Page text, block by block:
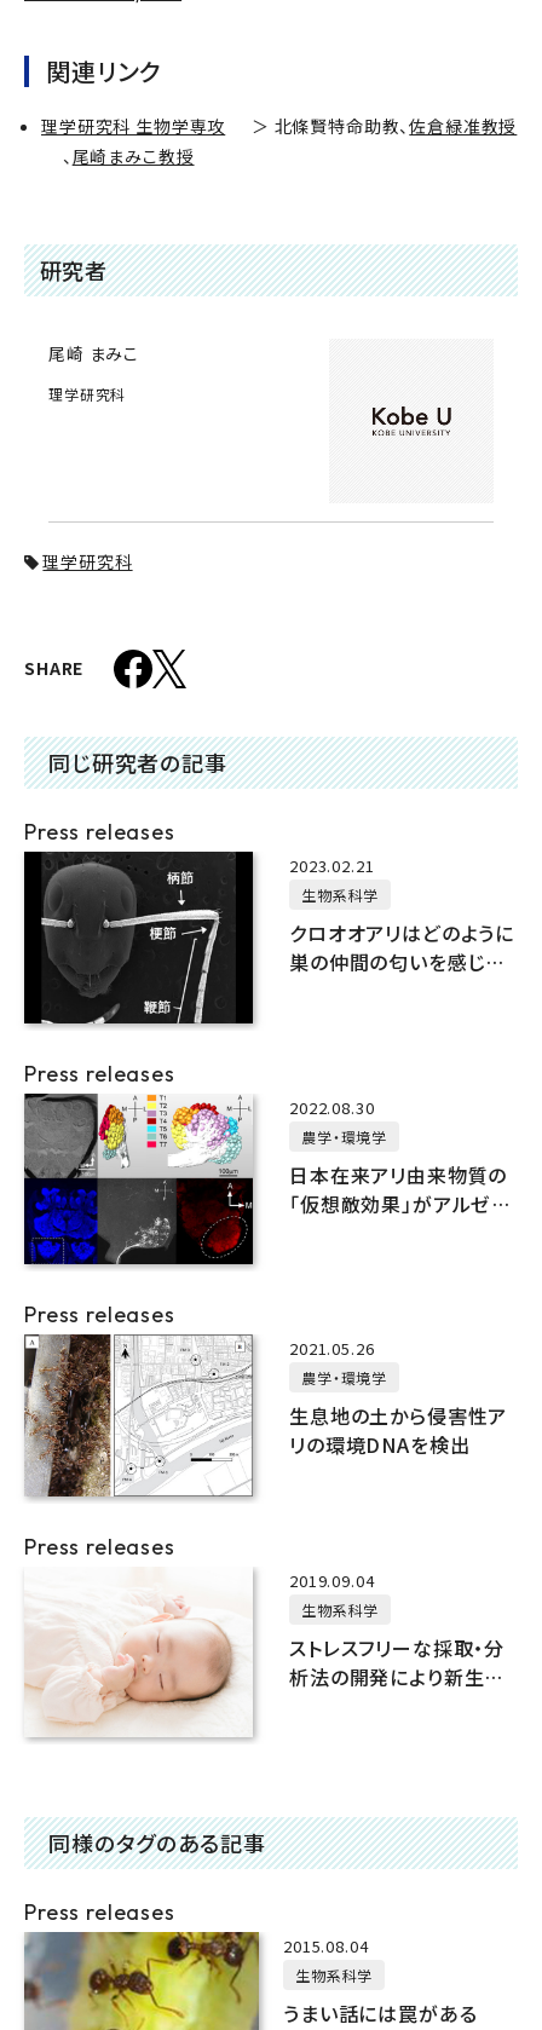
関連リンク
理学研究科 生物学専攻 ＞ 北條賢特命助教、佐倉緑准教授
、 尾崎まみこ教授
研究者
尾崎 まみこ
理学研究科
理学研究科
SHARE
同じ研究者の記事
Press releases
2023.02.21
生物系科学
クロオオアリはどのように
巣の仲間の匂いを感じる
Press releases
2022.08.30
農学・環境学
日本在来アリ由来物質の
「仮想敵効果」がアルゼン
Press releases
2021.05.26
農学・環境学
生息地の土から侵害性ア
リの環境DNAを検出
Press releases
2019.09.04
生物系科学
ストレスフリーな採取・分
析法の開発により新生児
同様のタグのある記事
Press releases
2015.08.04
生物系科学
うまい話には罠がある